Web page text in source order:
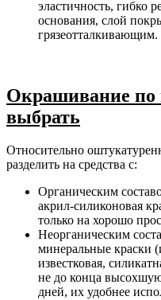
эластичность, гибко
основания, слой
грязеотталкивающим.
Окрашивание по
выбрать
Относительно
разделить на средства с:
Органическим
акрил-силиконовая
только на хорошо
Неорганическим
минеральные краски
известковая,
не до конца
дней, их удобнее